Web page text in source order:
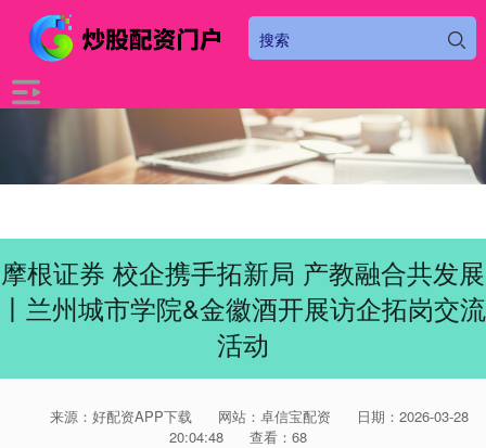
摩根证券 校企携手拓新局 产教融合共发展
丨兰州城市学院&金徽酒开展访企拓岗交流
活动
来源：好配资APP下载 网站：卓信宝配资
日期：2026-03-28
20:04:48
查看：68